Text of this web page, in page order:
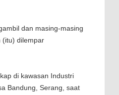
dan masing-masing
(itu) dilempar
di kawasan Industri
Bandung, Serang, saat